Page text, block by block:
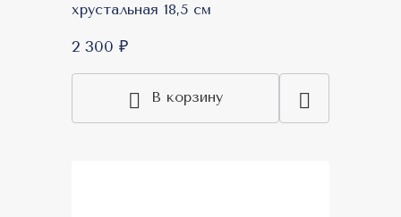
хрустальная 18,5 см
2 300 ₽
В корзину